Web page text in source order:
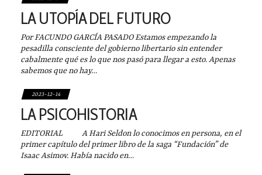
LA UTOPÍA DEL FUTURO
Por FACUNDO GARCÍA PASADO Estamos empezando la
pesadilla consciente del gobierno libertario sin entender
cabalmente qué es lo que nos pasó para llegar a esto. Apenas
sabemos que no hay…
2023-12-14
LA PSICOHISTORIA
EDITORIAL A Hari Seldon lo conocimos en persona, en el
primer capítulo del primer libro de la saga “Fundación” de
Isaac Asimov. Había nacido en…